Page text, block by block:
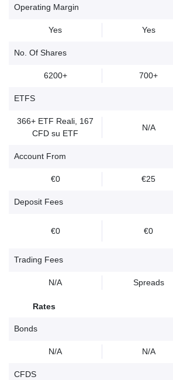
Operating Margin
Yes Yes
No. Of Shares
6200+ 700+
ETFS
366+ ETF Reali, 167
CFD su ETF
N/A
Account From
€0 €25
Deposit Fees
€0 €0
Trading Fees
N/A Spreads
Rates
Bonds
N/A N/A
CFDS